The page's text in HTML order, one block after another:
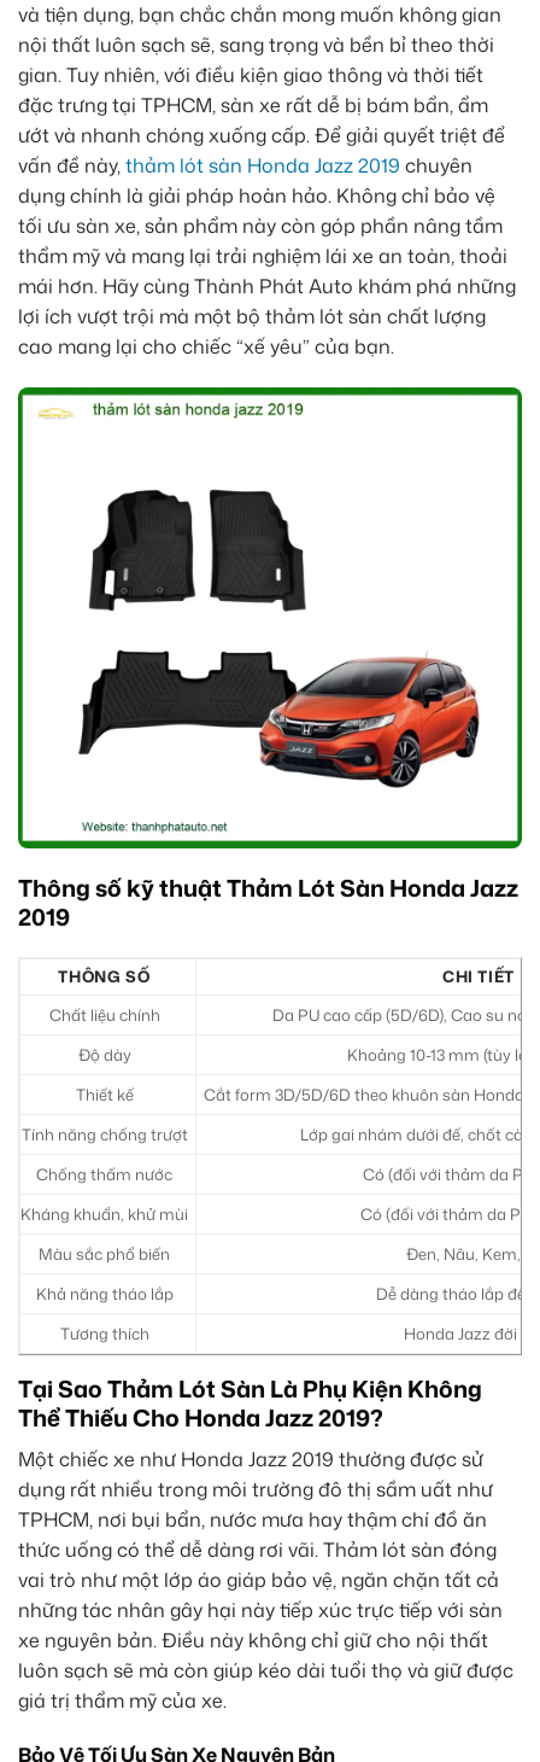
và tiện dụng, bạn chắc chắn mong muốn không gian
nội thất luôn sạch sẽ, sang trọng và bền bỉ theo thời
gian. Tuy nhiên, với điều kiện giao thông và thời tiết
đặc trưng tại TPHCM, sàn xe rất dễ bị bám bẩn, ẩm
ướt và nhanh chóng xuống cấp. Để giải quyết triệt để
vấn đề này,thảm lót sàn Honda Jazz 2019 chuyên
dụng chính là giải pháp hoàn hảo. Không chỉ bảo vệ
tối ưu sàn xe, sản phẩm này còn góp phần nâng tầm
thẩm mỹ và mang lại trải nghiệm lái xe an toàn, thoải
mái hơn. Hãy cùng Thành Phát Auto khám phá những
lợi ích vượt trội mà một bộ thảm lót sàn chất lượng
cao mang lại cho chiếc “xế yêu” của bạn.
Thông số kỹ thuật Thảm Lót Sàn Honda Jazz
2019
THÔNG SỐ
CHI TIẾT
Chất liệu chính
Da PU cao cấp (5D/6D), Cao su
Độ dày
Khoảng 10-13 mm (tùy
Thiết kế
Cắt form 3D/5D/6D theo khuôn sàn Honda
Tính năng chống trượt
Lớp gai nhám dưới đế, chốt cài
Chống thấm nước
Có (đối với thảm da
Kháng khuẩn, khử mùi
Có (đối với thảm da PU
Màu sắc phổ biến
Đen, Nâu, Kem,
Khả năng tháo lắp
Dễ dàng tháo lắp để
Tương thích
Honda Jazz đời
Tại Sao Thảm Lót Sàn Là Phụ Kiện Không
Thể Thiếu Cho Honda Jazz 2019?
Một chiếc xe như Honda Jazz 2019 thường được sử
dụng rất nhiều trong môi trường đô thị sầm uất như
TPHCM, nơi bụi bẩn, nước mưa hay thậm chí đồ ăn
thức uống có thể dễ dàng rơi vãi. Thảm lót sàn đóng
vai trò như một lớp áo giáp bảo vệ, ngăn chặn tất cả
những tác nhân gây hại này tiếp xúc trực tiếp với sàn
xe nguyên bản. Điều này không chỉ giữ cho nội thất
luôn sạch sẽ mà còn giúp kéo dài tuổi thọ và giữ được
giá trị thẩm mỹ của xe.
Bảo Vệ Tối Ưu Sàn Xe Nguyên Bản